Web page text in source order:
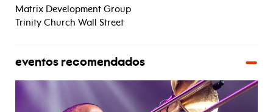
Matrix Development Group
Trinity Church Wall Street
eventos recomendados